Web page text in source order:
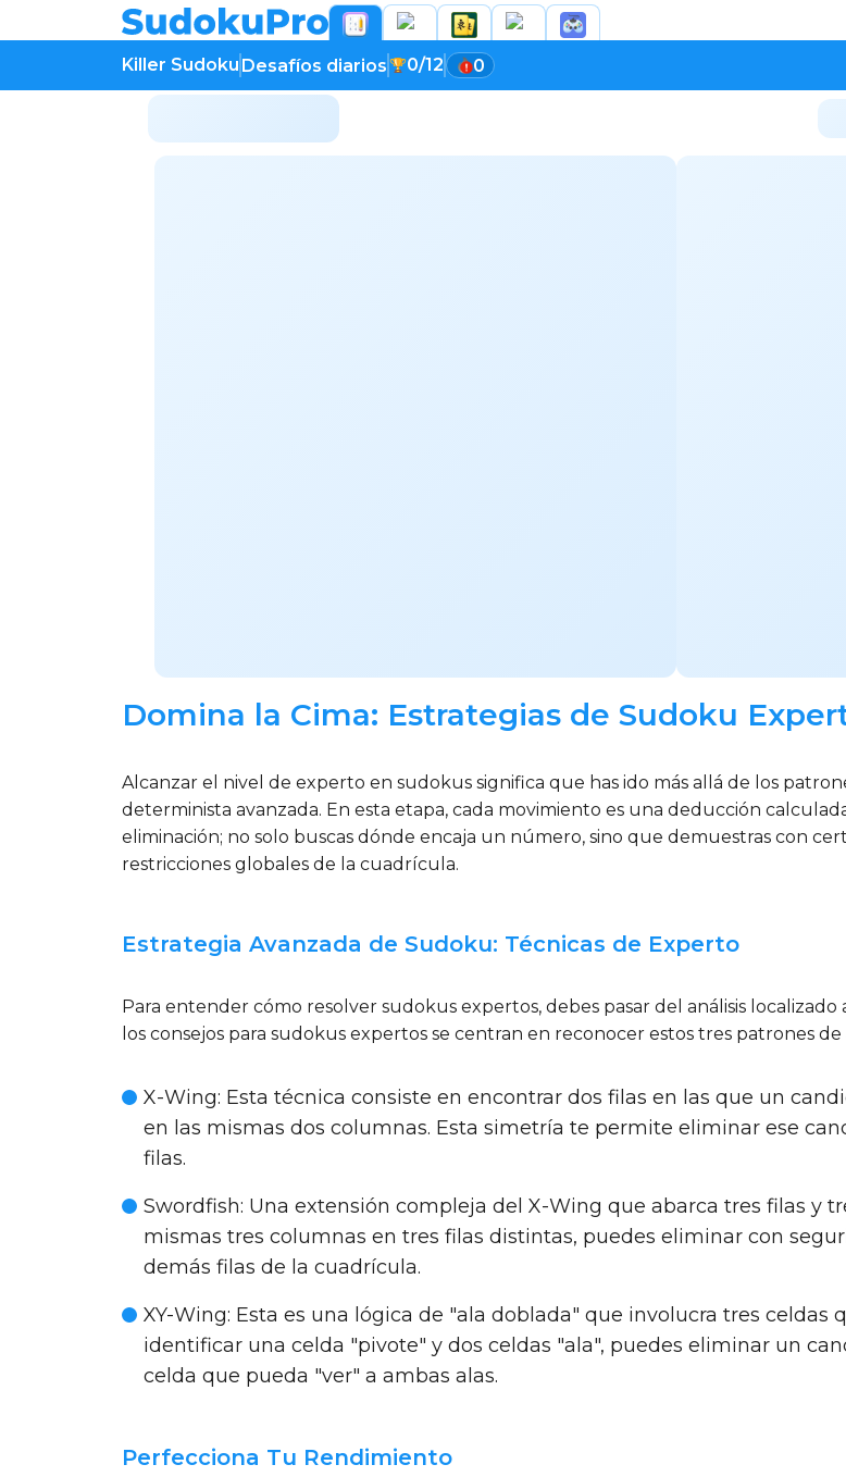
Killer Sudoku Desafíos diarios 0/12 0
Domina la Cima: Estrategias de Sudoku
Alcanzar el nivel de experto en sudokus significa que has ido más allá de los
determinista avanzada. En esta etapa, cada movimiento es una deducción
eliminación; no solo buscas dónde encaja un número, sino que demuestras con
restricciones globales de la cuadrícula.
Estrategia Avanzada de Sudoku: Técnicas de Experto
Para entender cómo resolver sudokus expertos, debes pasar del análisis
los consejos para sudokus expertos se centran en reconocer estos tres patrones
X-Wing: Esta técnica consiste en encontrar dos filas en las que un
en las mismas dos columnas. Esta simetría te permite eliminar ese
filas.
Swordfish: Una extensión compleja del X-Wing que abarca tres filas y
mismas tres columnas en tres filas distintas, puedes eliminar con
demás filas de la cuadrícula.
XY-Wing: Esta es una lógica de "ala doblada" que involucra tres celdas
identificar una celda "pivote" y dos celdas "ala", puedes eliminar un
celda que pueda "ver" a ambas alas.
Perfecciona Tu Rendimiento